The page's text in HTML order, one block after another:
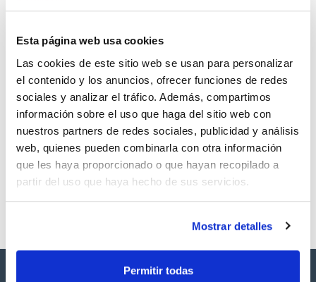
Esta página web usa cookies
Las cookies de este sitio web se usan para personalizar
el contenido y los anuncios, ofrecer funciones de redes
sociales y analizar el tráfico. Además, compartimos
información sobre el uso que haga del sitio web con
nuestros partners de redes sociales, publicidad y análisis
web, quienes pueden combinarla con otra información
que les haya proporcionado o que hayan recopilado a
partir del uso que haya hecho de sus servicios.
Mostrar detalles
Permitir todas
descargas
SDS/ Hoja de seguridad
Regístrate para
descargas
Los productos marcados con esta imagen son
productos marca Scharlau habitualmente en stock,
listos para una entrega inmediata.